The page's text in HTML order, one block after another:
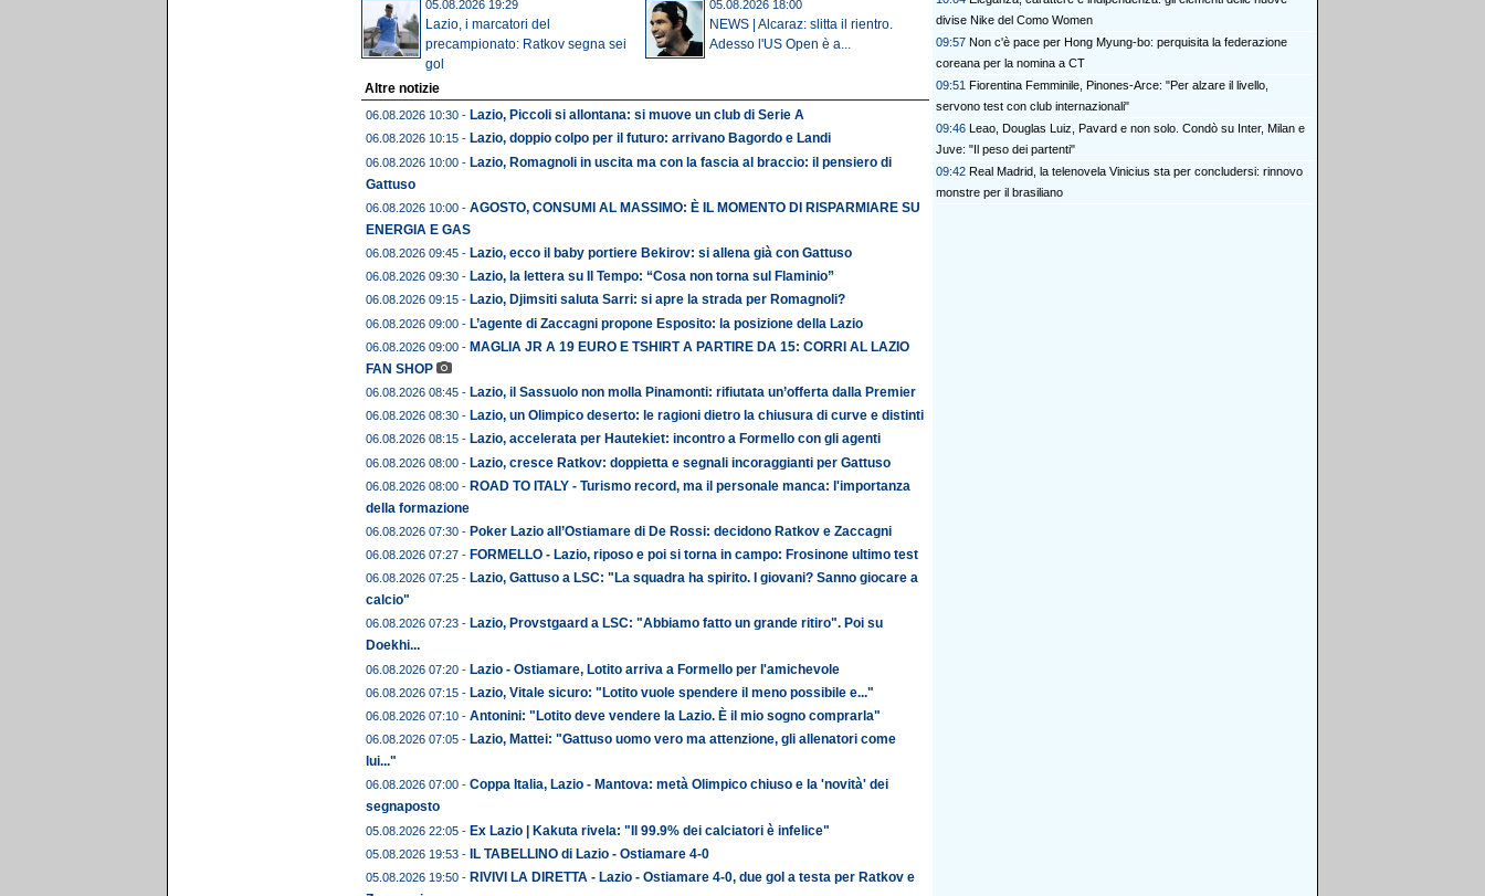
05.08.2026 19:29
Lazio, i marcatori del
precampionato: Ratkov segna sei
gol
05.08.2026 18:00
NEWS | Alcaraz: slitta il rientro.
Adesso l'US Open è a...
Altre notizie
06.08.2026 10:30 - Lazio, Piccoli si allontana: si muove un club di Serie A
06.08.2026 10:15 - Lazio, doppio colpo per il futuro: arrivano Bagordo e Landi
06.08.2026 10:00 - Lazio, Romagnoli in uscita ma con la fascia al braccio: il pensiero di
Gattuso
06.08.2026 10:00 - AGOSTO, CONSUMI AL MASSIMO: È IL MOMENTO DI RISPARMIARE SU
ENERGIA E GAS
06.08.2026 09:45 - Lazio, ecco il baby portiere Bekirov: si allena già con Gattuso
06.08.2026 09:30 - Lazio, la lettera su Il Tempo: “Cosa non torna sul Flaminio”
06.08.2026 09:15 - Lazio, Djimsiti saluta Sarri: si apre la strada per Romagnoli?
06.08.2026 09:00 - L’agente di Zaccagni propone Esposito: la posizione della Lazio
06.08.2026 09:00 - MAGLIA JR A 19 EURO E TSHIRT A PARTIRE DA 15: CORRI AL LAZIO
FAN SHOP
06.08.2026 08:45 - Lazio, il Sassuolo non molla Pinamonti: rifiutata un’offerta dalla Premier
06.08.2026 08:30 - Lazio, un Olimpico deserto: le ragioni dietro la chiusura di curve e distinti
06.08.2026 08:15 - Lazio, accelerata per Hautekiet: incontro a Formello con gli agenti
06.08.2026 08:00 - Lazio, cresce Ratkov: doppietta e segnali incoraggianti per Gattuso
06.08.2026 08:00 - ROAD TO ITALY - Turismo record, ma il personale manca: l'importanza
della formazione
06.08.2026 07:30 - Poker Lazio all’Ostiamare di De Rossi: decidono Ratkov e Zaccagni
06.08.2026 07:27 - FORMELLO - Lazio, riposo e poi si torna in campo: Frosinone ultimo test
06.08.2026 07:25 - Lazio, Gattuso a LSC: "La squadra ha spirito. I giovani? Sanno giocare a
calcio"
06.08.2026 07:23 - Lazio, Provstgaard a LSC: "Abbiamo fatto un grande ritiro". Poi su
Doekhi...
06.08.2026 07:20 - Lazio - Ostiamare, Lotito arriva a Formello per l'amichevole
06.08.2026 07:15 - Lazio, Vitale sicuro: "Lotito vuole spendere il meno possibile e..."
06.08.2026 07:10 - Antonini: "Lotito deve vendere la Lazio. È il mio sogno comprarla"
06.08.2026 07:05 - Lazio, Mattei: "Gattuso uomo vero ma attenzione, gli allenatori come
lui..."
06.08.2026 07:00 - Coppa Italia, Lazio - Mantova: metà Olimpico chiuso e la 'novità' dei
segnaposto
05.08.2026 22:05 - Ex Lazio | Kakuta rivela: "Il 99.9% dei calciatori è infelice"
05.08.2026 19:53 - IL TABELLINO di Lazio - Ostiamare 4-0
05.08.2026 19:50 - RIVIVI LA DIRETTA - Lazio - Ostiamare 4-0, due gol a testa per Ratkov e
divise Nike del Como Women
09:57 Non c'è pace per Hong Myung-bo: perquisita la federazione
coreana per la nomina a CT
09:51 Fiorentina Femminile, Pinones-Arce: "Per alzare il livello,
servono test con club internazionali"
09:46 Leao, Douglas Luiz, Pavard e non solo. Condò su Inter, Milan e
Juve: "Il peso dei partenti"
09:42 Real Madrid, la telenovela Vinicius sta per concludersi: rinnovo
monstre per il brasiliano